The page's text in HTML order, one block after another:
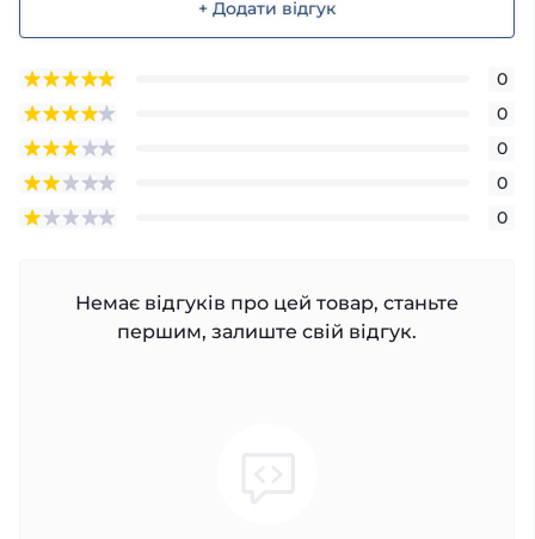
+ Додати відгук
0
0
0
0
0
Немає відгуків про цей товар, станьте
першим, залиште свій відгук.